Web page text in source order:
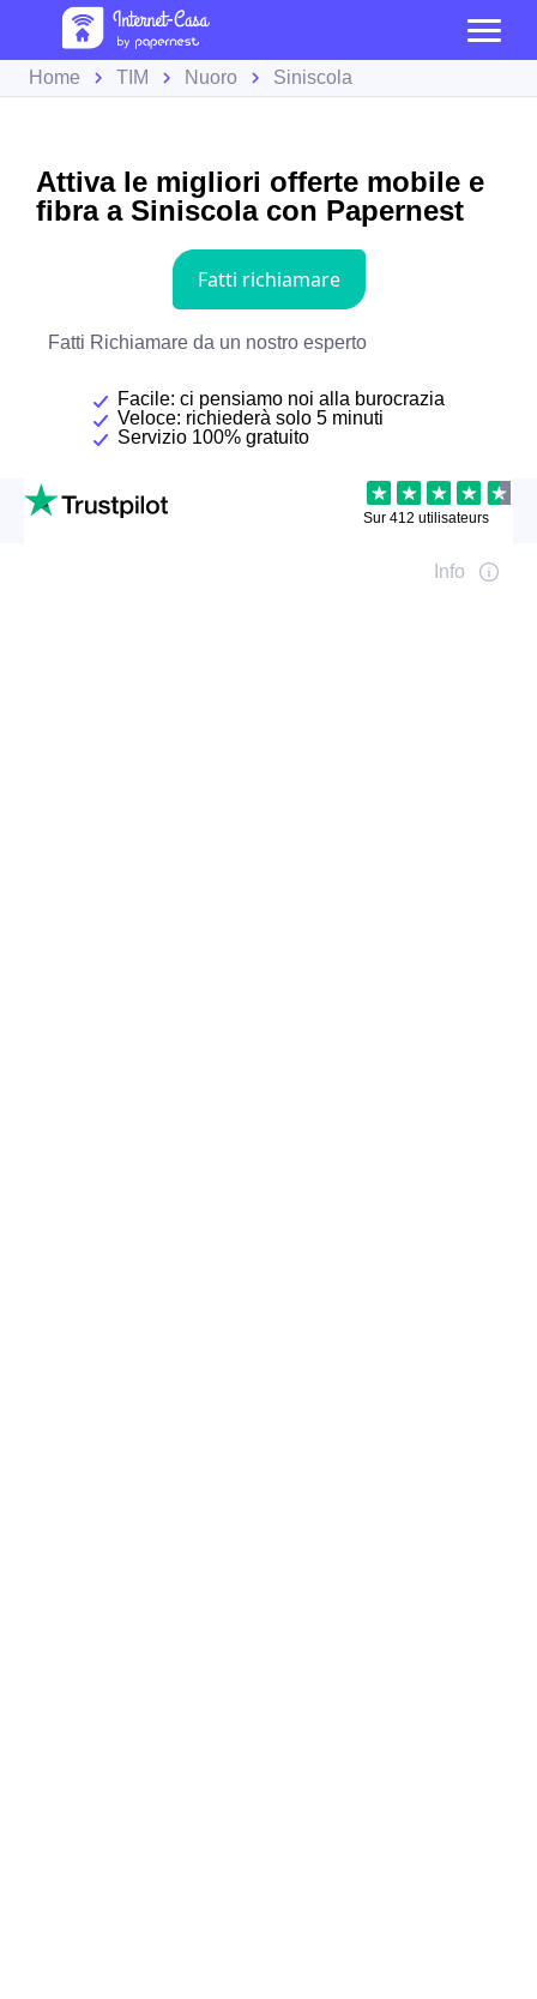
Home TIM Nuoro Siniscola